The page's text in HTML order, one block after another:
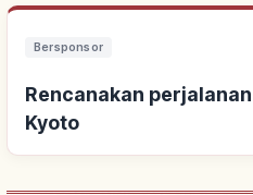
Bersponsor
Rencanakan
Kyoto